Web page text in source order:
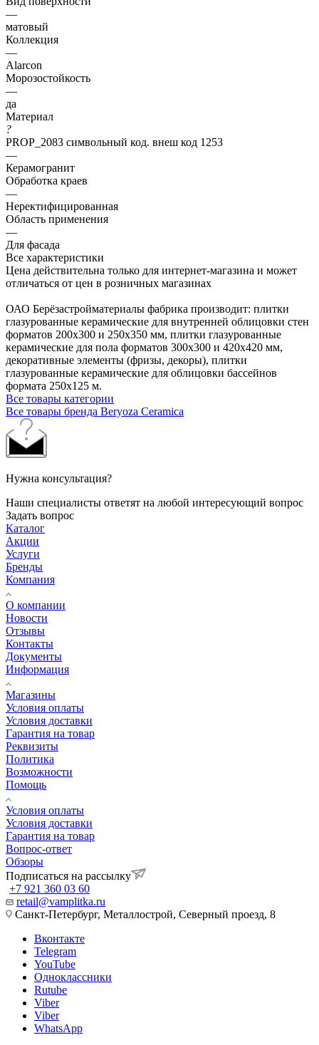
—
матовый
Коллекция
—
Alarcon
Морозостойкость
—
да
Материал
?
PROP_2083 символьный код. внеш код 1253
—
Керамогранит
Обработка краев
—
Неректифицированная
Область применения
—
Для фасада
Все характеристики
Цена действительна только для интернет-магазина и может
отличаться от цен в розничных магазинах
ОАО Берёзастройматериалы фабрика производит: плитки
глазурованные керамические для внутренней облицовки стен
форматов 200х300 и 250х350 мм, плитки глазурованные
керамические для пола форматов 300х300 и 420х420 мм,
декоративные элементы (фризы, декоры), плитки
глазурованные керамические для облицовки бассейнов
формата 250х125 м.
Все товары категории
Все товары бренда Beryoza Ceramica
Нужна консультация?
Наши специалисты ответят на любой интересующий вопрос
Задать вопрос
Каталог
Акции
Услуги
Бренды
Компания
О компании
Новости
Отзывы
Контакты
Документы
Информация
Магазины
Условия оплаты
Условия доставки
Гарантия на товар
Реквизиты
Политика
Возможности
Помощь
Условия оплаты
Условия доставки
Гарантия на товар
Вопрос-ответ
Обзоры
Подписаться на рассылку
+7 921 360 03 60
retail@vamplitka.ru
Санкт-Петербург, Металлострой, Северный проезд, 8
Вконтакте
Telegram
YouTube
Одноклассники
Rutube
Viber
Viber
WhatsApp